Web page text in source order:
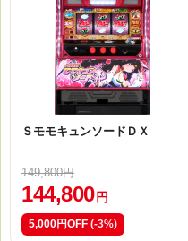
ＳモモキュンソードＤＸ
149,800円
144,800 円
5,000円OFF (-3%)